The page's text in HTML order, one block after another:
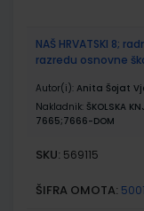
NAŠ HRVATSKI 8;
razredu osnovne
Autor(i): Anita Šojat
Nakladnik: ŠKOLSKA
7665;7666-DOM
SKU: 569115
ŠIFRA OMOTA: